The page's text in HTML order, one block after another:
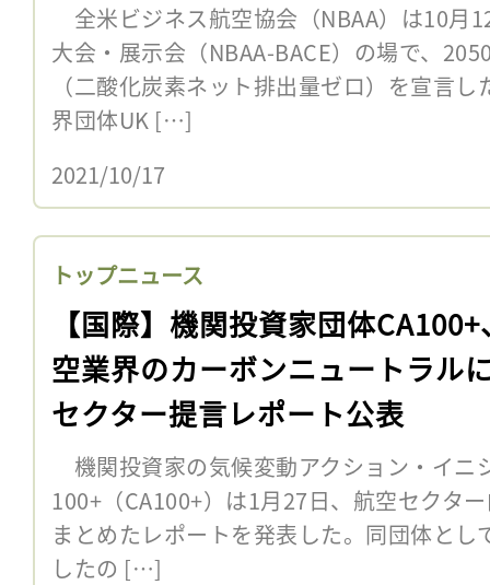
全米ビジネス航空協会（NBAA）は10月
大会・展示会（NBAA-BACE）の場で、
（二酸化炭素ネット排出量ゼロ）を宣言
界団体UK […]
2021/10/17
トップニュース
【国際】機関投資家団体
空業界のカーボンニュートラル
セクター提言レポート公表
機関投資家の気候変動アクション・イ
100+（CA100+）は1月27日、航空セクタ
まとめたレポートを発表した。同団体と
したの […]